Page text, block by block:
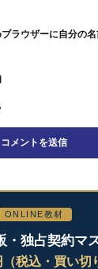
ラウザーに自分の名
ONLINE教材
・独占契約マ
税込・買い切